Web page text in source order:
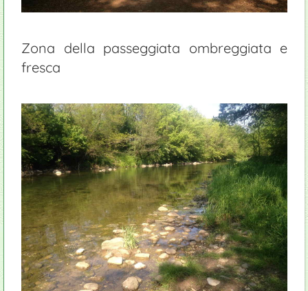
Zona della passeggiata ombreggiata e
fresca